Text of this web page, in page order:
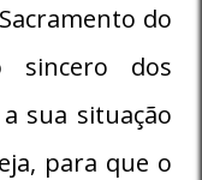
do
sincero dos
sua situação
para que o